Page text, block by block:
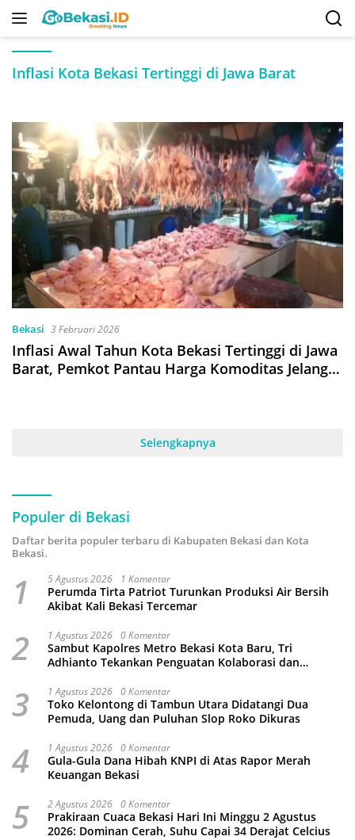
Langsung
Inflasi Kota Bekasi Tertinggi di Jawa Barat
Bekasi 3 Februari 2026
Inflasi Awal Tahun Kota Bekasi Tertinggi di Jawa
Barat, Pemkot Pantau Harga Komoditas Jelang
Selengkapnya
Populer di Bekasi
Daftar berita populer terbaru di Kabupaten Bekasi dan Kota
Bekasi.
1 5 Agustus 2026 1 Komentar
Perumda Tirta Patriot Turunkan Produksi Air Bersih
Akibat Kali Bekasi Tercemar
2 1 Agustus 2026 0 Komentar
Sambut Kapolres Metro Bekasi Kota Baru, Tri
Adhianto Tekankan Penguatan Kolaborasi dan
3 1 Agustus 2026 0 Komentar
Toko Kelontong di Tambun Utara Didatangi Dua
Pemuda, Uang dan Puluhan Slop Roko Dikuras
4 1 Agustus 2026 0 Komentar
Gula-Gula Dana Hibah KNPI di Atas Rapor Merah
Keuangan Bekasi
5 2 Agustus 2026 0 Komentar
Prakiraan Cuaca Bekasi Hari Ini Minggu 2 Agustus
2026: Dominan Cerah, Suhu Capai 34 Derajat Celcius